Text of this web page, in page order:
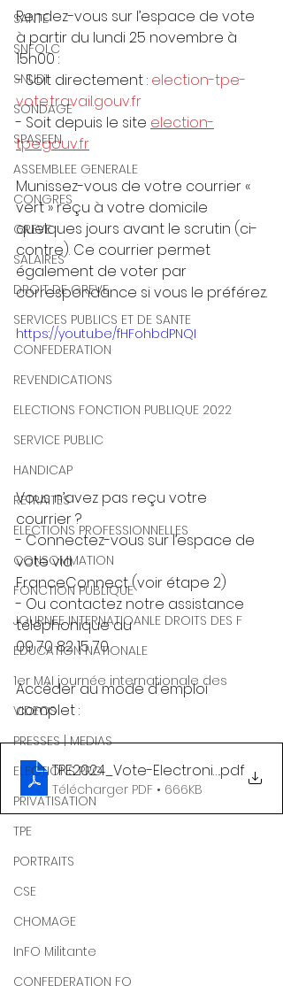
SANTE
SNFOLC
SNUDI
SONDAGE
SPASEEN
ASSEMBLEE GENERALE
CONGRES
GREVE
SALAIRES
DROIT DE GREVE
SERVICES PUBLICS ET DE SANTE
CONFEDERATION
REVENDICATIONS
ELECTIONS FONCTION PUBLIQUE 2022
SERVICE PUBLIC
HANDICAP
RETRAITES
ELECTIONS PROFESSIONNELLES
CONSOMMATION
FONCTION PUBLIQUE
JOURNEE INTERNATIOANLE DROITS DES F
EDUCATION NATIONALE
1er MAI journée internationale des
VIDEOS
PRESSES | MEDIAS
ELECTIONS PRO
PRIVATISATION
TPE
PORTRAITS
CSE
CHOMAGE
InFO Militante
CONFEDERATION FO
Rendez-vous sur l’espace de vote
à partir du lundi 25 novembre à
15h00 :
- Soit directement : election-tpe-
vote.travail.gouv.fr
- Soit depuis le site election-
tpe.gouv.fr
Munissez-vous de votre courrier «
vert » reçu à votre domicile
quelques jours avant le scrutin (ci-
contre). Ce courrier permet
également de voter par
correspondance si vous le préférez.
https://youtu.be/fHFohbdPNQI
Vous n’avez pas reçu votre
courrier ?
- Connectez-vous sur l’espace de
vote via
FranceConnect (voir étape 2)
- Ou contactez notre assistance
téléphonique au
09 70 82 15 70.
Accéder au mode d'emploi
complet :
TPE2024_Vote-Electronique
.pdf
Télécharger PDF • 666KB